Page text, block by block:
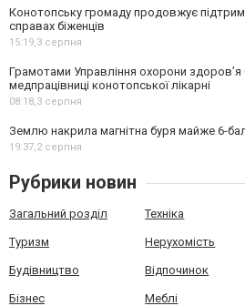
Конотопську громаду продовжує
справах біженців
15:19,3 серпня
Грамотами Управління охорони здоров’я
медпрацівниці конотопської лікарні
08:18,3 серпня
Землю накрила магнітна буря майже 6-
19:37,2 серпня
Рубрики новин
Загальний розділ Техніка
Туризм Нерухомість
Будівництво Відпочинок
Бізнес Меблі